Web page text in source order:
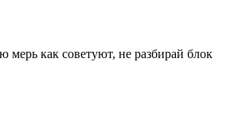
мерь как советуют, не разбирай блок